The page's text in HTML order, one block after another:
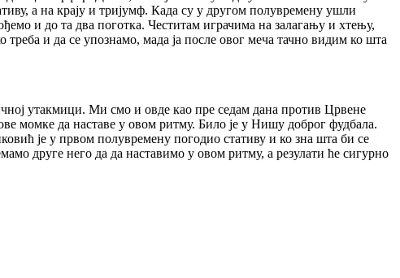
а на крају и тријумф. Када су у другом полувремену ушли
и до та два поготка. Честитам играчима на залагању и хтењу,
и да се упознамо, мада ја после овог меча тачно видим ко шта
утакмици. Ми смо и овде као пре седам дана против Црвене
момке да наставе у овом ритму. Било је у Нишу доброг фудбала.
је у првом полувремену погодио стативу и ко зна шта би се
друге него да да наставимо у овом ритму, а резулати ће сигурно